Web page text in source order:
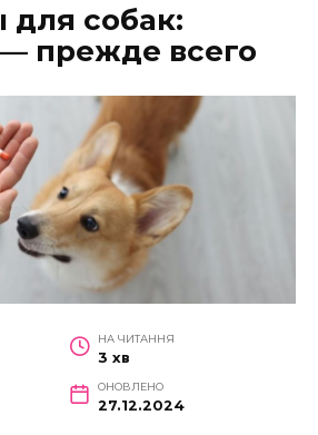
собак:
прежде всего
НА ЧИТАННЯ
3 хв
ОНОВЛЕНО
27.12.2024